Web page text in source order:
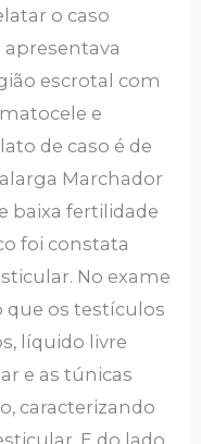
o caso
escrotal com
e
de caso é de
Marchador
baixa fertilidade
foi constata
No exame
os testículos
líquido livre
e as túnicas
caracterizando